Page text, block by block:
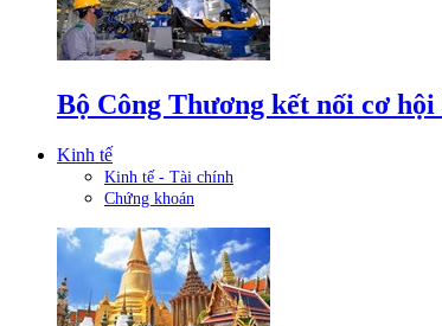
Bộ Công Thương kết nối cơ
Kinh tế
Kinh tế - Tài chính
Chứng khoán